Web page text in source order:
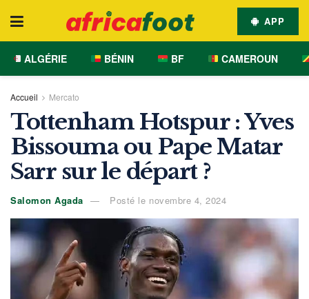
APP
ALGÉRIE BÉNIN BF CAMEROUN
Accueil Mercato
Tottenham Hotspur : Yves
Bissouma ou Pape Matar
Sarr sur le départ ?
Salomon Agada Posté le novembre 4, 2024